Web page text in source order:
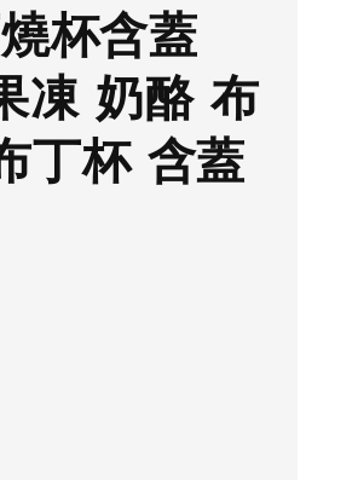
杯含蓋
凍 奶酪 布
丁杯 含蓋